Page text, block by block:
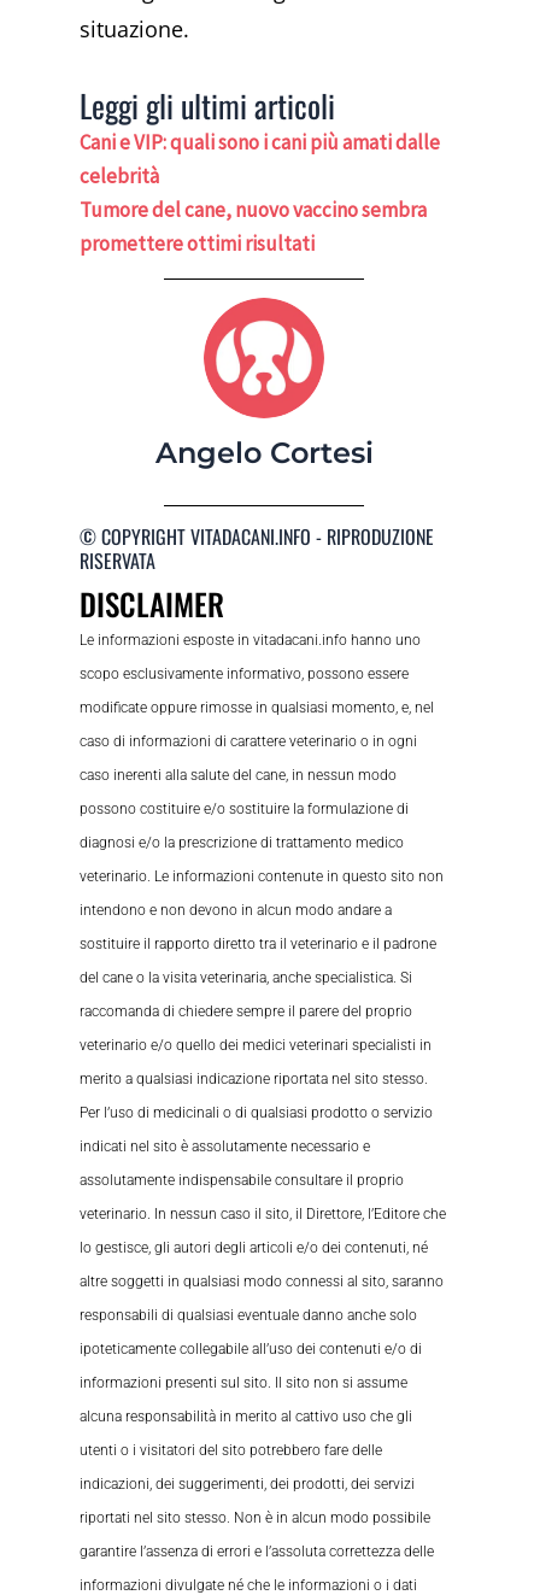
situazione.
Leggi gli ultimi articoli
Cani e VIP: quali sono i cani più amati dalle
celebrità
Tumore del cane, nuovo vaccino sembra
promettere ottimi risultati
Angelo Cortesi
© COPYRIGHT VITADACANI.INFO - RIPRODUZIONE
RISERVATA
DISCLAIMER
Le informazioni esposte in vitadacani.info hanno uno
scopo esclusivamente informativo, possono essere
modificate oppure rimosse in qualsiasi momento, e, nel
caso di informazioni di carattere veterinario o in ogni
caso inerenti alla salute del cane, in nessun modo
possono costituire e/o sostituire la formulazione di
diagnosi e/o la prescrizione di trattamento medico
veterinario. Le informazioni contenute in questo sito non
intendono e non devono in alcun modo andare a
sostituire il rapporto diretto tra il veterinario e il padrone
del cane o la visita veterinaria, anche specialistica. Si
raccomanda di chiedere sempre il parere del proprio
veterinario e/o quello dei medici veterinari specialisti in
merito a qualsiasi indicazione riportata nel sito stesso.
Per l’uso di medicinali o di qualsiasi prodotto o servizio
indicati nel sito è assolutamente necessario e
assolutamente indispensabile consultare il proprio
veterinario. In nessun caso il sito, il Direttore, l’Editore che
lo gestisce, gli autori degli articoli e/o dei contenuti, né
altre soggetti in qualsiasi modo connessi al sito, saranno
responsabili di qualsiasi eventuale danno anche solo
ipoteticamente collegabile all’uso dei contenuti e/o di
informazioni presenti sul sito. Il sito non si assume
alcuna responsabilità in merito al cattivo uso che gli
utenti o i visitatori del sito potrebbero fare delle
indicazioni, dei suggerimenti, dei prodotti, dei servizi
riportati nel sito stesso. Non è in alcun modo possibile
garantire l’assenza di errori e l’assoluta correttezza delle
informazioni divulgate né che le informazioni o i dati